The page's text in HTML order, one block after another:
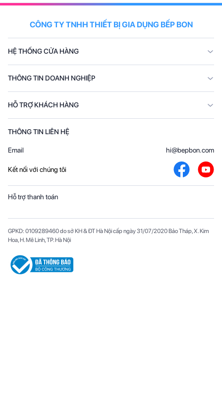
CÔNG TY TNHH THIẾT BỊ GIA DỤNG BẾP BON
HỆ THỐNG CỬA HÀNG
THÔNG TIN DOANH NGHIỆP
HỖ TRỢ KHÁCH HÀNG
THÔNG TIN LIÊN HỆ
Email hi@bepbon.com
Kết nối với chúng tôi
Hỗ trợ thanh toán
GPKD: 0109289460 do sở KH & ĐT Hà Nội cấp ngày 31/07/2020 Bảo Tháp, X. Kim
Hoa, H. Mê Linh, TP. Hà Nội